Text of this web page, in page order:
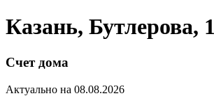
Казань, Бутлерова,
Счет дома
Актуально на 08.08.2026